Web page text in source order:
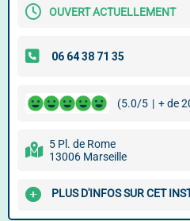
OUVERT ACTUELLEMENT
(5.0/5 | + de
5 Pl. de Rome
13006 Marseille
PLUS D'INFOS SUR CET